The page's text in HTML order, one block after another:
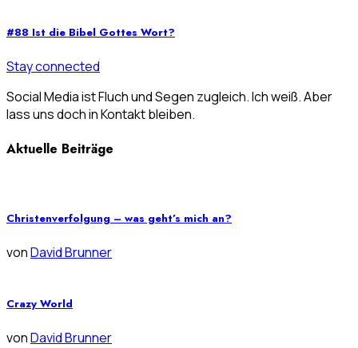
#88 Ist die Bibel Gottes Wort?
Stay connected
Social Media ist Fluch und Segen zugleich. Ich weiß. Aber
lass uns doch in Kontakt bleiben.
Aktuelle Beiträge
Christenverfolgung – was geht’s mich an?
vonDavid Brunner
Crazy World
vonDavid Brunner